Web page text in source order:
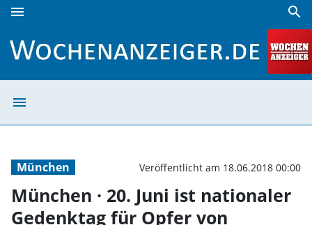
menu search
menu
München Veröffentlicht am 18.06.2018 00:00
München · 20. Juni ist nationaler
Gedenktag für Opfer von